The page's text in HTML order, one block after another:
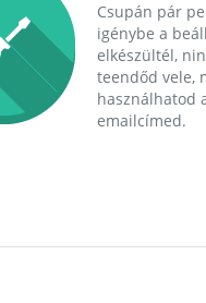
Csupán pár
igénybe a
elkészültél,
teendőd vele,
használhatod
emailcímed.